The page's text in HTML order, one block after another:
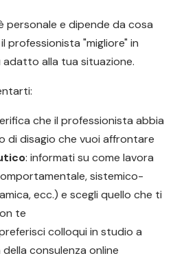
personale e dipende da cosa
professionista "migliore" in
alla tua situazione.
che il professionista abbia
di disagio che vuoi affrontare
: informati su come lavora
sistemico-
ecc.) e scegli quello che ti
te
colloqui in studio a
consulenza online